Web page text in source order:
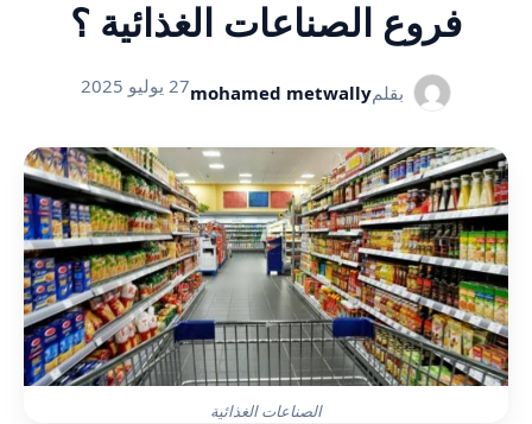
فروع الصناعات الغذائية ؟
بقلمmohamed metwally27 يوليو 2025
الصناعات الغذائية